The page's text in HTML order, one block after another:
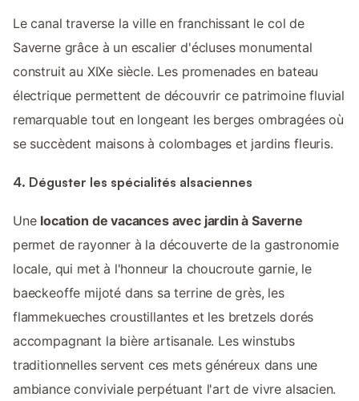
Le canal traverse la ville en franchissant le col de
Saverne grâce à un escalier d'écluses monumental
construit au XIXe siècle. Les promenades en bateau
électrique permettent de découvrir ce patrimoine fluvial
remarquable tout en longeant les berges ombragées où
se succèdent maisons à colombages et jardins fleuris.
4. Déguster les spécialités alsaciennes
Une location de vacances avec jardin à Saverne
permet de rayonner à la découverte de la gastronomie
locale, qui met à l'honneur la choucroute garnie, le
baeckeoffe mijoté dans sa terrine de grès, les
flammekueches croustillantes et les bretzels dorés
accompagnant la bière artisanale. Les winstubs
traditionnelles servent ces mets généreux dans une
ambiance conviviale perpétuant l'art de vivre alsacien.